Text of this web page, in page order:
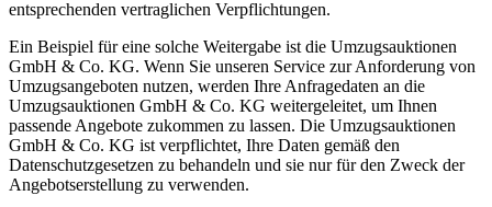
entsprechenden vertraglichen Verpflichtungen.
Ein Beispiel für eine solche Weitergabe ist die Umzugsauktionen
GmbH & Co. KG. Wenn Sie unseren Service zur Anforderung von
Umzugsangeboten nutzen, werden Ihre Anfragedaten an die
Umzugsauktionen GmbH & Co. KG weitergeleitet, um Ihnen
passende Angebote zukommen zu lassen. Die Umzugsauktionen
GmbH & Co. KG ist verpflichtet, Ihre Daten gemäß den
Datenschutzgesetzen zu behandeln und sie nur für den Zweck der
Angebotserstellung zu verwenden.